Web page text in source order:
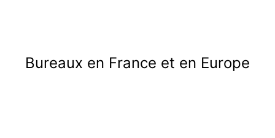
Bureaux en France et en Europe